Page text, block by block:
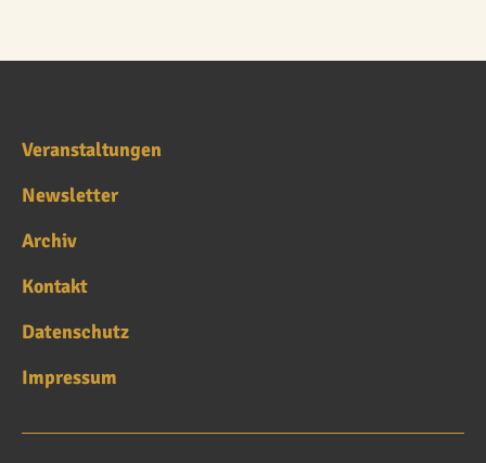
Veranstaltungen
Newsletter
Archiv
Kontakt
Datenschutz
Impressum